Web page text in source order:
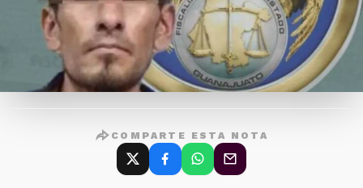
COMPARTE ESTA NOTA